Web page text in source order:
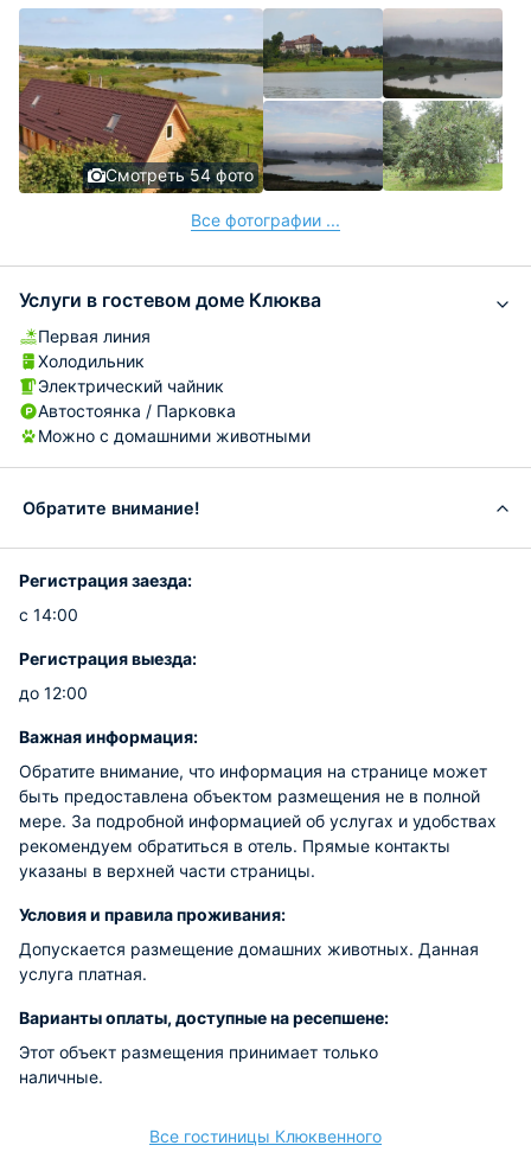
Смотреть 54 фото
Все фотографии ...
Услуги в гостевом доме Клюква
Первая линия
Холодильник
Электрический чайник
Автостоянка / Парковка
Можно с домашними животными
Обратите внимание!
Регистрация заезда:
с 14:00
Регистрация выезда:
до 12:00
Важная информация:
Обратите внимание, что информация на странице может
быть предоставлена объектом размещения не в полной
мере. За подробной информацией об услугах и удобствах
рекомендуем обратиться в отель. Прямые контакты
указаны в верхней части страницы.
Условия и правила проживания:
Допускается размещение домашних животных. Данная
услуга платная.
Варианты оплаты, доступные на ресепшене:
Этот объект размещения принимает только
наличные.
Все гостиницы Клюквенного